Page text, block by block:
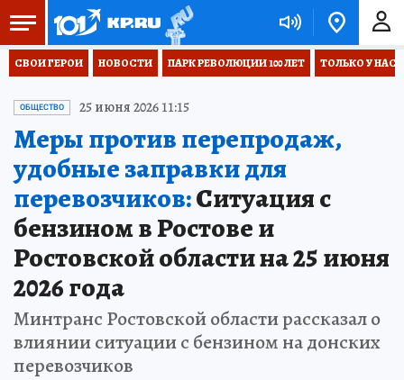
СВОИ ГЕРОИ НОВОСТИ ПАРК РЕВОЛЮЦИИ 100 ЛЕТ ТОЛЬКО У НАС
ОБЩЕСТВО 25 июня 2026 11:15
Меры против перепродаж,
удобные заправки для
перевозчиков:Ситуация с
бензином в Ростове и
Ростовской области на 25 июня
2026 года
Минтранс Ростовской области рассказал о
влиянии ситуации с бензином на донских
перевозчиков